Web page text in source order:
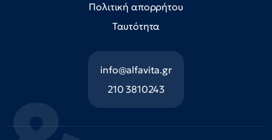
Πολιτική απορρήτου
Ταυτότητα
info@alfavita.gr
210 3810243